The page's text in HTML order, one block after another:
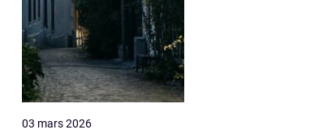
03 mars 2026